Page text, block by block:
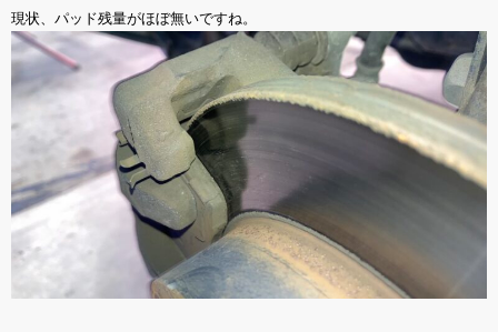
現状、パッド残量がほぼ無いですね。